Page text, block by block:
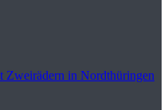
Zweirädern in Nordthüringen